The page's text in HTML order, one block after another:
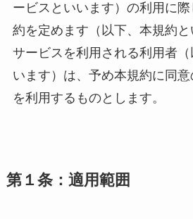
ービスといいます）の利用に
約を定めます（以下、本規約
サービスを利用される利用者
います）は、予め本規約に同
を利用するものとします。
第１条：適用範囲